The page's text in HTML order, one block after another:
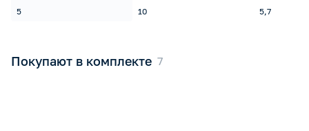
5 10 5,7
Покупают в комплекте